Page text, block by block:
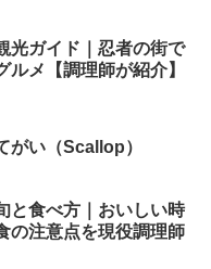
光ガイド｜忍者の街で
ルメ【調理師が紹介】
い（Scallop）
と食べ方｜おいしい時
の注意点を現役調理師